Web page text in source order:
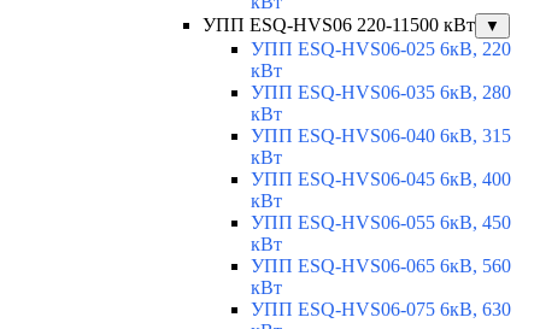
УПП ESQ-HVS06 220-11500 кВт
▼
УПП ESQ-HVS06-025 6кВ, 220
кВт
УПП ESQ-HVS06-035 6кВ, 280
кВт
УПП ESQ-HVS06-040 6кВ, 315
кВт
УПП ESQ-HVS06-045 6кВ, 400
кВт
УПП ESQ-HVS06-055 6кВ, 450
кВт
УПП ESQ-HVS06-065 6кВ, 560
кВт
УПП ESQ-HVS06-075 6кВ, 630